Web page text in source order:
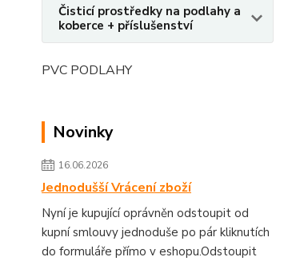
Čisticí prostředky na podlahy a
koberce + příslušenství
PVC PODLAHY
Novinky
16.06.2026
Jednodušší Vrácení zboží
Nyní je kupující oprávněn odstoupit od
kupní smlouvy jednoduše po pár kliknutích
do formuláře přímo v eshopu.Odstoupit